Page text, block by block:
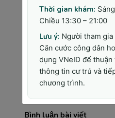
Admin
“Lương Y Như Từ
câu nói thể hiện tấm
làm nghề y, đó còn
y bác sĩ chúng tôi
mình hướng tới tại
Sài Gòn Medik.
Bình luận bài viết
Thời gian khám:
Chiều 13:30 – 21:00
Lưu ý: Người tham
Căn cước công dân
dụng VNeID để thuận
thông tin cư trú và
chương trình.